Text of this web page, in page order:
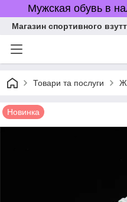
Мужская обувь в
Магазин спортивного
Товари та послуги
Новинка